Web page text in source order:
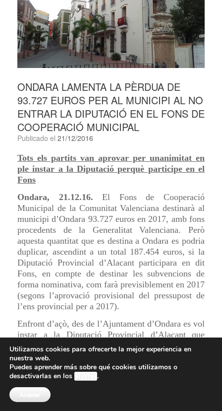
ONDARA LAMENTA LA PÈRDUA DE
93.727 EUROS PER AL MUNICIPI AL NO
ENTRAR LA DIPUTACIÓ EN EL FONS DE
COOPERACIÓ MUNICIPAL
Publicado el 21/12/2016
Tots els partits van aprovar per unanimitat en
ple instar a la Diputació perquè participe en el
Fons
Ondara, 21.12.16.El Fons de Cooperació
Municipal de la Comunitat Valenciana destinarà al
municipi d’Ondara 93.727 euros en 2017, amb fons
procedents de la Generalitat Valenciana. Però
aquesta quantitat que es destina a Ondara es podria
duplicar, ascendint a un total 187.454 euros, si la
Diputació Provincial d’Alacant participara en dit
Fons, en compte de destinar les subvencions de
forma nominativa, com farà previsiblement en 2017
(segons l’aprovació provisional del pressupost de
l’ens provincial per a 2017).
Enfront d’açò, des de l’Ajuntament d’Ondara es vol
instar a la Diputació Provincial d’Alacant que
reflexione i que, en l’aprovació definitiva del seu
pressupost provincial 2017, s’adherisca finalment al
Fons de Cooperació Municipal de la Comunitat
Valenciana. De fet, la corporació municipal
d’Ondara va aprovar per unanimitat en el ple del
passat 1 de desembre, la moció presentada
Utilizamos cookies para ofrecerte la mejor experiencia en
nuestra web.
Puedes aprender más sobre qué cookies utilizamos o
desactivarlas en los ajustes.